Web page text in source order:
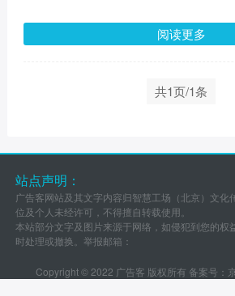
阅读更多
共1页/1条
站点声明：
广告客网站及其文字内容归智慧工场（北京）文化
位及个人未经许可，不得擅自转载使用。
本站部分文字及图片来源于网络，如侵犯到您的权
时处理或撤换。举报邮箱：
Copyright © 2022 广告客 版权所有 备案号：